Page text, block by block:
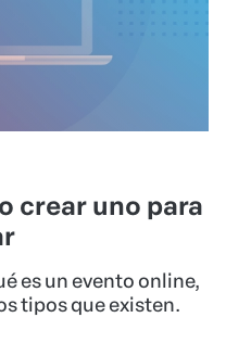
crear uno para
es un evento online,
tipos que existen.